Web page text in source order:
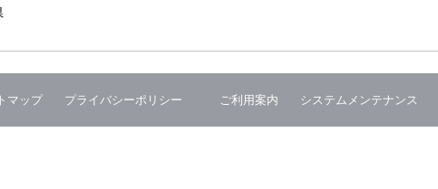
マップ プライバシーポリシー ご利用案内 システムメンテナンス